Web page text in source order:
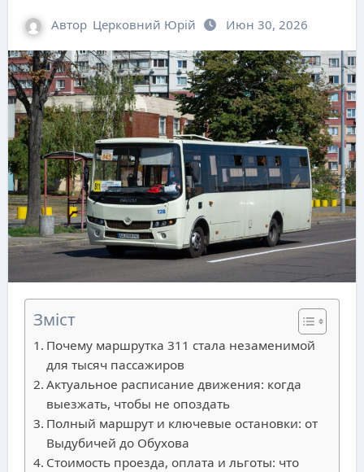
Автор Церковний Юрій Июн 30, 2026
Зміст
Почему маршрутка 311 стала незаменимой
для тысяч пассажиров
Актуальное расписание движения: когда
выезжать, чтобы не опоздать
Полный маршрут и ключевые остановки: от
Выдубичей до Обухова
Стоимость проезда, оплата и льготы: что